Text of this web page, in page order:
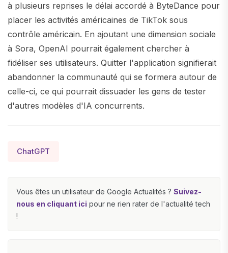
à plusieurs reprises le délai accordé à ByteDance pour
placer les activités américaines de TikTok sous
contrôle américain. En ajoutant une dimension sociale
à Sora, OpenAI pourrait également chercher à
fidéliser ses utilisateurs. Quitter l'application signifierait
abandonner la communauté qui se formera autour de
celle-ci, ce qui pourrait dissuader les gens de tester
d'autres modèles d'IA concurrents.
ChatGPT
Vous êtes un utilisateur de Google Actualités ? Suivez-
nous en cliquant ici pour ne rien rater de l'actualité tech
!